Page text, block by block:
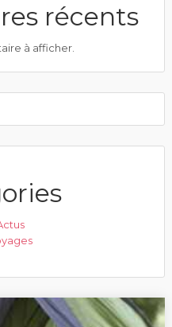
récents
à afficher.